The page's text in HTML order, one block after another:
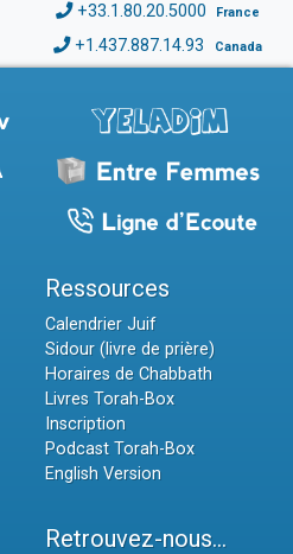
+33.1.80.20.5000 France
+1.437.887.14.93 Canada
Ressources
Calendrier Juif
Sidour (livre de prière)
Horaires de Chabbath
Livres Torah-Box
Inscription
Podcast Torah-Box
English Version
Retrouvez-nous...